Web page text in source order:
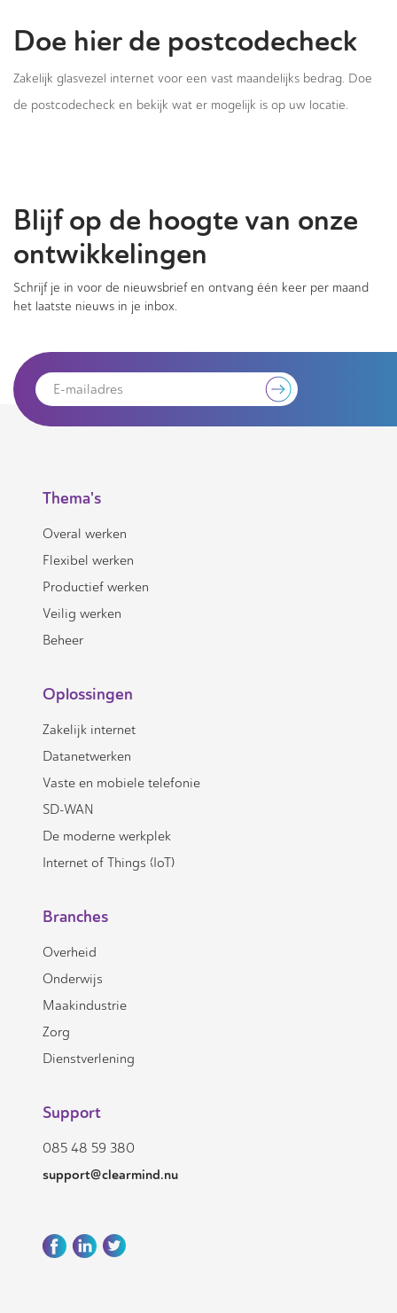
Doe hier de postcodecheck
Zakelijk glasvezel internet voor een vast maandelijks bedrag. Doe
de postcodecheck en bekijk wat er mogelijk is op uw locatie.
Blijf op de hoogte van onze
ontwikkelingen
Schrijf je in voor de nieuwsbrief en ontvang één keer per maand
het laatste nieuws in je inbox.
Thema's
Overal werken
Flexibel werken
Productief werken
Veilig werken
Beheer
Oplossingen
Zakelijk internet
Datanetwerken
Vaste en mobiele telefonie
SD-WAN
De moderne werkplek
Internet of Things (IoT)
Branches
Overheid
Onderwijs
Maakindustrie
Zorg
Dienstverlening
Support
085 48 59 380
support@clearmind.nu